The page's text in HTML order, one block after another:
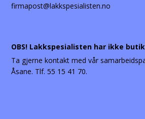
firmapost@lakkspesialisten.no
OBS! Lakkspesialisten har ikke
Ta gjerne kontakt med vår
Åsane. Tlf. 55 15 41 70.